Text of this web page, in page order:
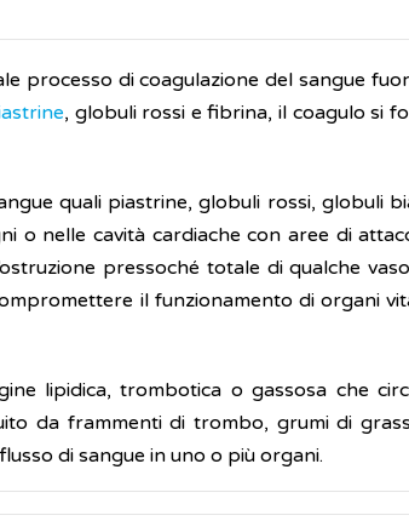
processo di coagulazione del sangue
, globuli rossi e fibrina, il coagulo si
quali piastrine, globuli rossi, globuli
o nelle cavità cardiache con aree di
pressoché totale di qualche
il funzionamento di organi
lipidica, trombotica o gassosa che
da frammenti di trombo, grumi di
di sangue in uno o più organi.